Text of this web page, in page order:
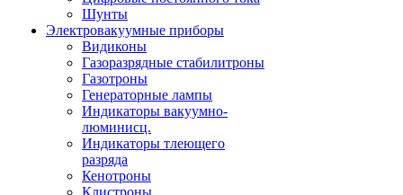
Шунты
Электровакуумные приборы
Видиконы
Газоразрядные стабилитроны
Газотроны
Генераторные лампы
Индикаторы вакуумно-
люминисц.
Индикаторы тлеющего
разряда
Кенотроны
Клистроны